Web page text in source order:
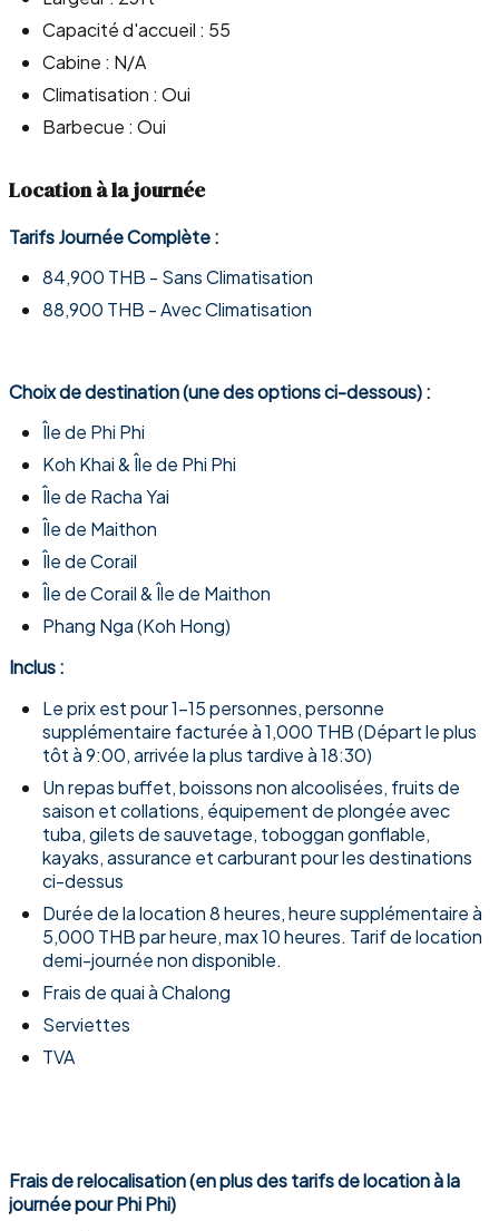
Capacité d'accueil : 55
Cabine : N/A
Climatisation : Oui
Barbecue : Oui
Location à la journée
Tarifs Journée Complète :
84,900 THB - Sans Climatisation
88,900 THB - Avec Climatisation
Choix de destination (une des options ci-dessous) :
Île de Phi Phi
Koh Khai & Île de Phi Phi
Île de Racha Yai
Île de Maithon
Île de Corail
Île de Corail & Île de Maithon
Phang Nga (Koh Hong)
Inclus :
Le prix est pour 1-15 personnes, personne
supplémentaire facturée à 1,000 THB (Départ le plus
tôt à 9:00, arrivée la plus tardive à 18:30)
Un repas buffet, boissons non alcoolisées, fruits de
saison et collations, équipement de plongée avec
tuba, gilets de sauvetage, toboggan gonflable,
kayaks, assurance et carburant pour les destinations
ci-dessus
Durée de la location 8 heures, heure supplémentaire à
5,000 THB par heure, max 10 heures. Tarif de location
demi-journée non disponible.
Frais de quai à Chalong
Serviettes
TVA
Frais de relocalisation (en plus des tarifs de location à la
journée pour Phi Phi)